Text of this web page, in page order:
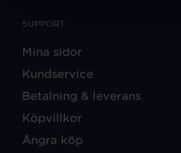
SUPPORT
Mina sidor
Kundservice
Betalning & leverans
Köpvillkor
Ångra köp